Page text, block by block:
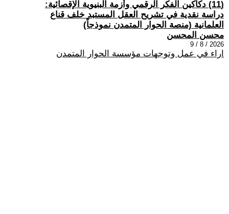
(11) دكاكين الفكر الرقمي وأزمة البنيوية الإقصائية:
دراسة نقدية في تشريح العقل المستبد خلف قناع
العلمانية (منصة الحوار المتمدن نموذجاً)
محسن المحسن
2026 / 8 / 9
اراء في عمل وتوجهات مؤسسة الحوار المتمدن